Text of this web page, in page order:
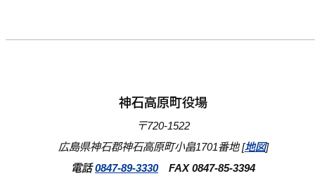
神石高原町役場
〒720-1522
広島県神石郡神石高原町小畠1701番地 [地図]
電話0847-89-3330FAX 0847-85-3394